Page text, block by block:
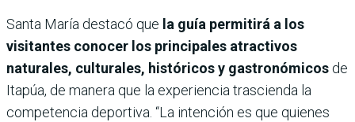
Santa María destacó que la guía permitirá a los
visitantes conocer los principales atractivos
naturales, culturales, históricos y gastronómicos de
Itapúa, de manera que la experiencia trascienda la
competencia deportiva. “La intención es que quienes